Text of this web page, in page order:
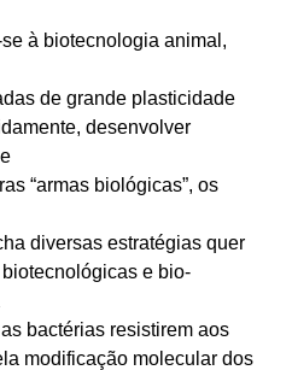
à biotecnologia animal,
de grande plasticidade
desenvolver
“armas biológicas”, os
diversas estratégias quer
e bio-
bactérias resistirem aos
modificação molecular dos